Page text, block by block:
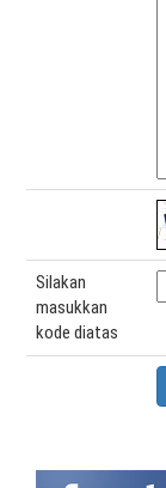
Silakan
masukkan
kode diatas